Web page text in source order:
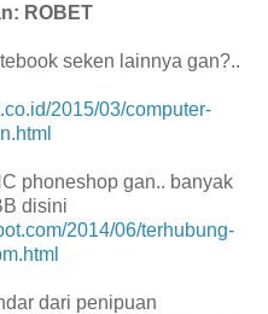
ROBET
seken lainnya gan?..
2015/03/computer-
phoneshop gan.. banyak
disini
2014/06/terhubung-
dari penipuan